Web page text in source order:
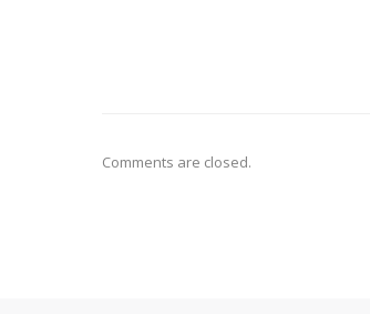
Comments are closed.